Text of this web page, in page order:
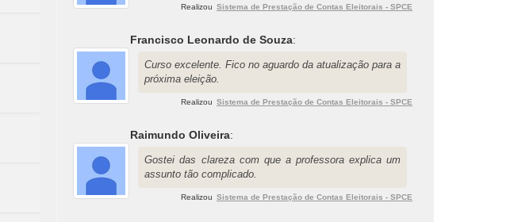
Realizou Sistema de Prestação de Contas Eleitorais - SPCE
Francisco Leonardo de Souza:
Curso excelente. Fico no aguardo da atualização para a
próxima eleição.
Realizou Sistema de Prestação de Contas Eleitorais - SPCE
Raimundo Oliveira:
Gostei das clareza com que a professora explica um
assunto tão complicado.
Realizou Sistema de Prestação de Contas Eleitorais - SPCE